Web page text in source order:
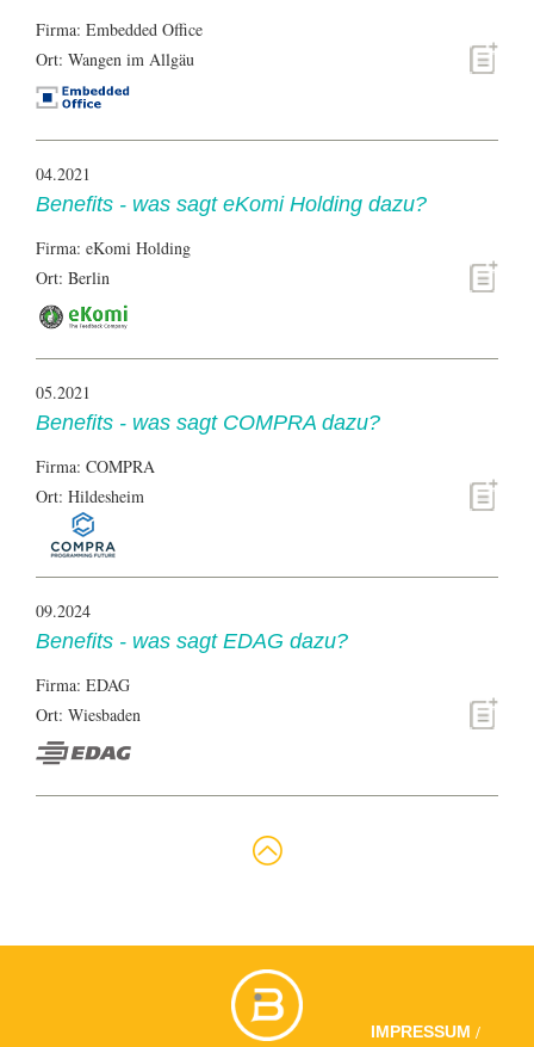
Firma: Embedded Office
Ort: Wangen im Allgäu
04.2021
Benefits - was sagt eKomi Holding dazu?
Firma: eKomi Holding
Ort: Berlin
05.2021
Benefits - was sagt COMPRA dazu?
Firma: COMPRA
Ort: Hildesheim
09.2024
Benefits - was sagt EDAG dazu?
Firma: EDAG
Ort: Wiesbaden
IMPRESSUM /